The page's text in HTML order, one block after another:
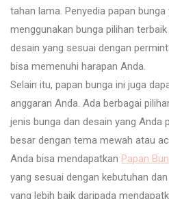
tahan lama. Penyedia papan
menggunakan bunga pilihan
desain yang sesuai dengan
bisa memenuhi harapan Anda.
Selain itu, papan bunga ini juga
anggaran Anda. Ada berbagai
jenis bunga dan desain yang Anda
besar dengan tema mewah atau
Anda bisa mendapatkan Papan
yang sesuai dengan kebutuhan
yang lebih baik daripada